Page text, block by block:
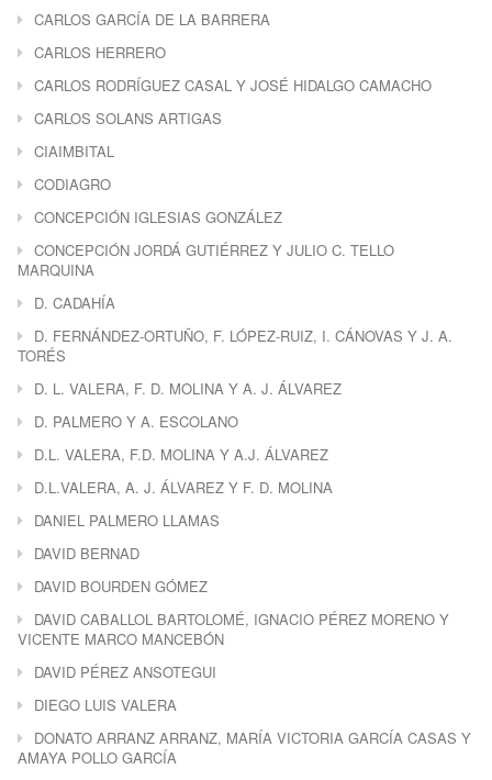
CARLOS GARCÍA DE LA BARRERA
CARLOS HERRERO
CARLOS RODRÍGUEZ CASAL Y JOSÉ HIDALGO CAMACHO
CARLOS SOLANS ARTIGAS
CIAIMBITAL
CODIAGRO
CONCEPCIÓN IGLESIAS GONZÁLEZ
CONCEPCIÓN JORDÁ GUTIÉRREZ Y JULIO C. TELLO
MARQUINA
D. CADAHÍA
D. FERNÁNDEZ-ORTUÑO, F. LÓPEZ-RUIZ, I. CÁNOVAS Y J. A.
TORÉS
D. L. VALERA, F. D. MOLINA Y A. J. ÁLVAREZ
D. PALMERO Y A. ESCOLANO
D.L. VALERA, F.D. MOLINA Y A.J. ÁLVAREZ
D.L.VALERA, A. J. ÁLVAREZ Y F. D. MOLINA
DANIEL PALMERO LLAMAS
DAVID BERNAD
DAVID BOURDEN GÓMEZ
DAVID CABALLOL BARTOLOMÉ, IGNACIO PÉREZ MORENO Y
VICENTE MARCO MANCEBÓN
DAVID PÉREZ ANSOTEGUI
DIEGO LUIS VALERA
DONATO ARRANZ ARRANZ, MARÍA VICTORIA GARCÍA CASAS Y
AMAYA POLLO GARCÍA